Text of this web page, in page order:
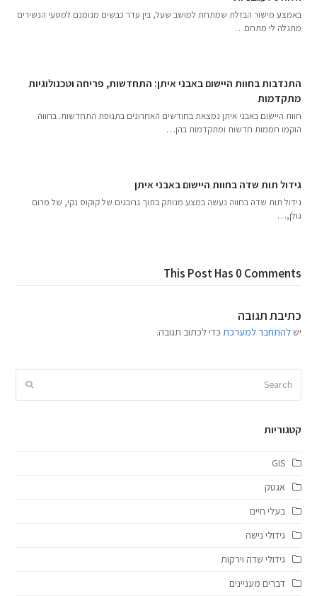
באמצע מישור הבזלת שמתחת למושב שעל, בין עדר כבשים מנומנם למטעי הנשירים
מתגלה לי מתחם…
התנדבות בחוות היישום באבני איתן: התחדשות, פריחה וטכנולוגיות
מתקדמות
חוות היישום באבני איתן נמצאת בחודשים האחרונים בתנופת התחדשות. בחווה
הוקמו חממות חדשות ומתקדמות בהן…
גידול תות שדה בחוות היישום באבני איתן
גידול תות שדה בחווה נעשה במצע מנותק בתוך גרובגים של קוקוס נקי, של מרום
גולן,…
This Post Has 0 Comments
כתיבת תגובה
ישלהתחבר למערכת כדי לכתוב תגובה.
קטגוריות
GIS
אגטק
בעלי חיים
גידולי נישה
גידולי שדה וירקות
דברים מעניינים